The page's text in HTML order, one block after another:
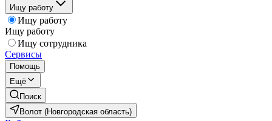
Ищу работу
Ищу работу
Ищу работу
Ищу сотрудника
Сервисы
Помощь
Ещё
Поиск
Волот (Новгородская область)